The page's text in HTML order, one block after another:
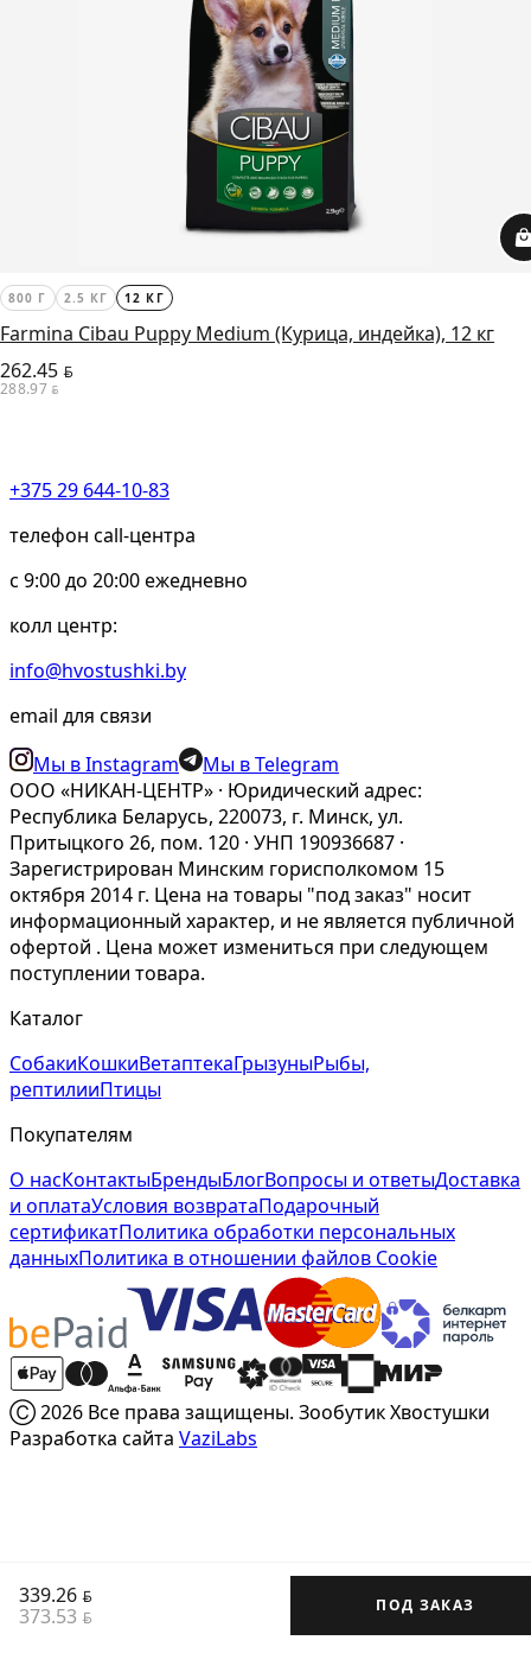
339.26 BYN
373.53 BYN
ПОД ЗАКАЗ
800 Г 2.5 КГ 12 КГ
Farmina Cibau Puppy Medium (Курица, индейка), 12 кг
262.45 BYN
288.97 BYN
+375 29 644-10-83
телефон call-центра
c 9:00 до 20:00 ежедневно
колл центр:
info@hvostushki.by
email для связи
Мы в Instagram
Мы в Telegram
ООО «НИКАН-ЦЕНТР» · Юридический адрес:
Республика Беларусь, 220073, г. Минск, ул.
Притыцкого 26, пом. 120 · УНП 190936687 ·
Зарегистрирован Минским горисполкомом 15
октября 2014 г. Цена на товары "под заказ" носит
информационный характер, и не является публичной
офертой . Цена может измениться при следующем
поступлении товара.
Каталог
СобакиКошкиВетаптекаГрызуныРыбы,
рептилииПтицы
Покупателям
О насКонтактыБрендыБлогВопросы и ответыДоставка
и оплатаУсловия возвратаПодарочный
сертификатПолитика обработки персональных
данныхПолитика в отношении файлов Cookie
Ⓒ 2026 Все права защищены. Зообутик Хвостушки
Разработка сайта VaziLabs